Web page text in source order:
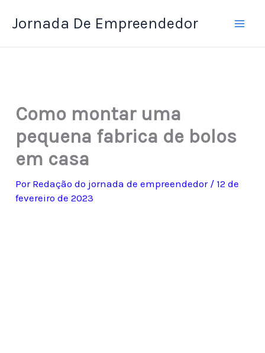
paraJornada De Empreendedor
Como montar uma
pequena fabrica de bolos
em casa
Por Redação do jornada de empreendedor / 12 de
fevereiro de 2023